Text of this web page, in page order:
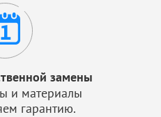
замены
и материалы
гарантию.